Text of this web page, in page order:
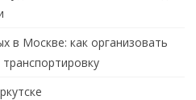
в Москве: как организовать